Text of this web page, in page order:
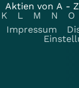
Aktien von A -
K
L M N O
Impressum